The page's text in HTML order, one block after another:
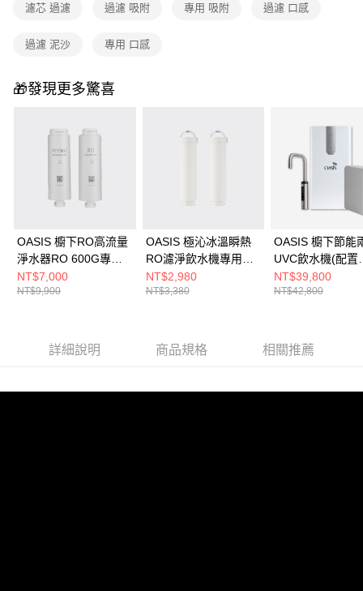
濾芯 過濾 過濾 吸附 專用 吸附 過濾 口感
過濾 泥沙 專用 口感
🎁發現更多驚喜
OASIS 櫥下RO高流量
淨水器RO 600G專用
第二年份濾芯組
NT$7,000
NT$9,900
OASIS 極沁冰溫瞬熱
RO濾淨飲水機專用一
年份濾芯組 (適用機
型：IF-301A)
NT$2,980
NT$3,380
OASIS 櫥下節能
UVC飲水機(配置
OASIS 600G大
RO淨水器)
NT$39,800
NT$42,800
詳細說明 商品規格 相關推薦